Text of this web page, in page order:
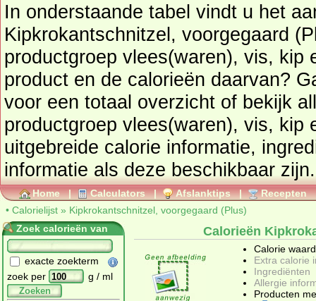
In onderstaande tabel vindt u het
Kipkrokantschnitzel, voorgegaard
productgroep vlees(waren), vis, kip
product en de
voor een totaal overzicht of bekijk alle producten uit de
productgroep vlees(waren), vis, kip
uitgebreide calorie informatie,
informatie als deze beschikbaar zijn.
Home | Calculators | Afslanktips | Recepten
• Calorielijst » Kipkrokantschnitzel, voorgegaard (Plus)
Zoek calorieën van
exacte zoekterm
zoek per
g / ml
Zoeken
Calorieën
Calorie
Extra calorie
Ingrediënten
Allergie
Producten